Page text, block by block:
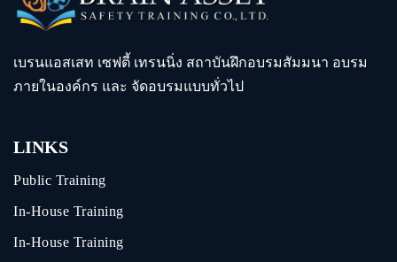
เบรนแอสเสท เซฟตี้ เทรนนิ่ง สถาบันฝึกอบรมสัมมนา อบรม
ภายในองค์กร และ จัดอบรมแบบทั่วไป
LINKS
Public Training
In-House Training
In-House Training